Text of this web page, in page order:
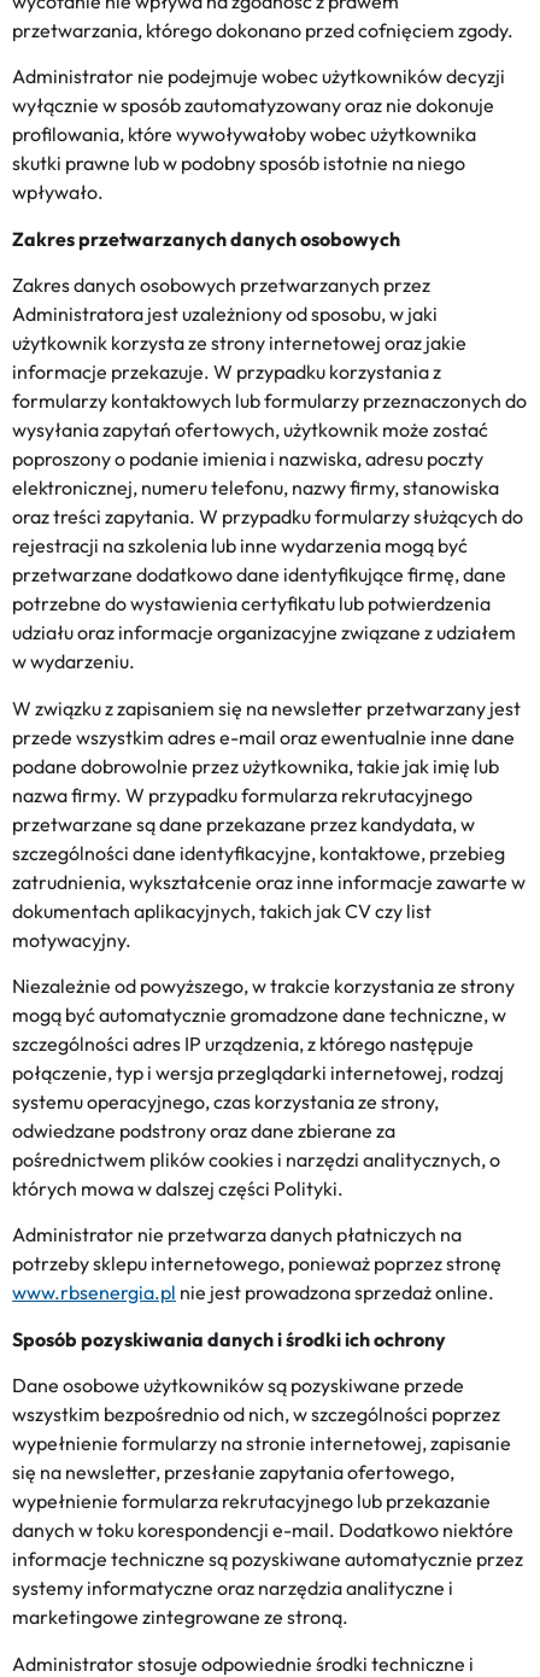
przetwarzania, którego dokonano przed cofnięciem zgody.
Administrator nie podejmuje wobec użytkowników decyzji
wyłącznie w sposób zautomatyzowany oraz nie dokonuje
profilowania, które wywoływałoby wobec użytkownika
skutki prawne lub w podobny sposób istotnie na niego
wpływało.
Zakres przetwarzanych danych osobowych
Zakres danych osobowych przetwarzanych przez
Administratora jest uzależniony od sposobu, w jaki
użytkownik korzysta ze strony internetowej oraz jakie
informacje przekazuje. W przypadku korzystania z
formularzy kontaktowych lub formularzy przeznaczonych do
wysyłania zapytań ofertowych, użytkownik może zostać
poproszony o podanie imienia i nazwiska, adresu poczty
elektronicznej, numeru telefonu, nazwy firmy, stanowiska
oraz treści zapytania. W przypadku formularzy służących do
rejestracji na szkolenia lub inne wydarzenia mogą być
przetwarzane dodatkowo dane identyfikujące firmę, dane
potrzebne do wystawienia certyfikatu lub potwierdzenia
udziału oraz informacje organizacyjne związane z udziałem
w wydarzeniu.
W związku z zapisaniem się na newsletter przetwarzany jest
przede wszystkim adres e-mail oraz ewentualnie inne dane
podane dobrowolnie przez użytkownika, takie jak imię lub
nazwa firmy. W przypadku formularza rekrutacyjnego
przetwarzane są dane przekazane przez kandydata, w
szczególności dane identyfikacyjne, kontaktowe, przebieg
zatrudnienia, wykształcenie oraz inne informacje zawarte w
dokumentach aplikacyjnych, takich jak CV czy list
motywacyjny.
Niezależnie od powyższego, w trakcie korzystania ze strony
mogą być automatycznie gromadzone dane techniczne, w
szczególności adres IP urządzenia, z którego następuje
połączenie, typ i wersja przeglądarki internetowej, rodzaj
systemu operacyjnego, czas korzystania ze strony,
odwiedzane podstrony oraz dane zbierane za
pośrednictwem plików cookies i narzędzi analitycznych, o
których mowa w dalszej części Polityki.
Administrator nie przetwarza danych płatniczych na
potrzeby sklepu internetowego, ponieważ poprzez stronę
www.rbsenergia.pl nie jest prowadzona sprzedaż online.
Sposób pozyskiwania danych i środki ich ochrony
Dane osobowe użytkowników są pozyskiwane przede
wszystkim bezpośrednio od nich, w szczególności poprzez
wypełnienie formularzy na stronie internetowej, zapisanie
się na newsletter, przesłanie zapytania ofertowego,
wypełnienie formularza rekrutacyjnego lub przekazanie
danych w toku korespondencji e-mail. Dodatkowo niektóre
informacje techniczne są pozyskiwane automatycznie przez
systemy informatyczne oraz narzędzia analityczne i
marketingowe zintegrowane ze stroną.
Administrator stosuje odpowiednie środki techniczne i